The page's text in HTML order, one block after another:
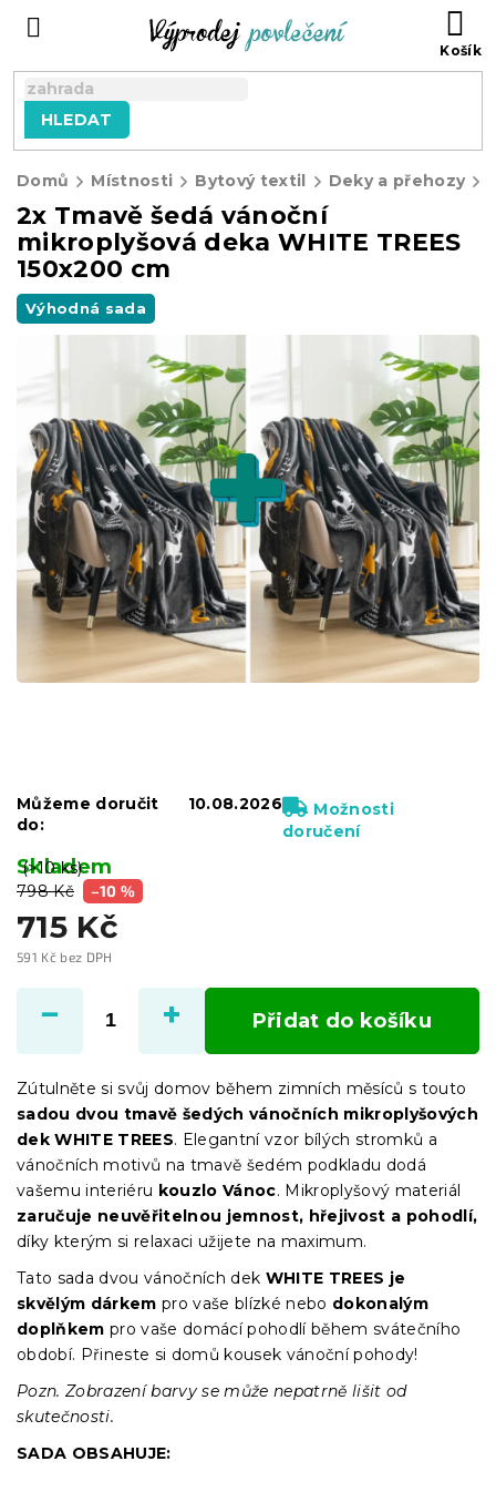
HLEDAT
Domů Místnosti Bytový textil Deky a přehozy
2x Tmavě šedá vánoční
mikroplyšová deka WHITE TREES
150x200 cm
Výhodná sada
798 Kč –10 %
715 Kč
591 Kč bez DPH
cena:
Skladem
(>10 ks)
Můžeme doručit
do:
10.08.2026
Možnosti
doručení
Přidat do košíku
Zútulněte si svůj domov během zimních měsíců s touto
sadou dvou tmavě šedých vánočních mikroplyšových
dek WHITE TREES. Elegantní vzor bílých stromků a
vánočních motivů na tmavě šedém podkladu dodá
vašemu interiéru kouzlo Vánoc. Mikroplyšový materiál
zaručuje neuvěřitelnou jemnost, hřejivost a pohodlí,
díky kterým si relaxaci užijete na maximum.
Tato sada dvou vánočních dek WHITE TREES je
skvělým dárkem pro vaše blízké nebo dokonalým
doplňkem pro vaše domácí pohodlí během svátečního
období. Přineste si domů kousek vánoční pohody!
Pozn. Zobrazení barvy se může nepatrně lišit od
skutečnosti.
SADA OBSAHUJE: